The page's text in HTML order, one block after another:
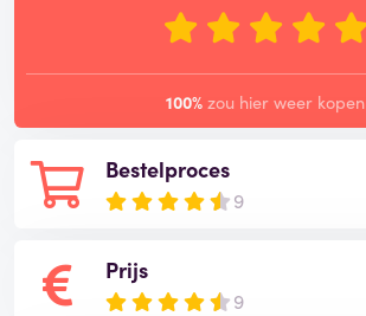
Bestelproces
9
Prijs
9
100% zou hier weer kopen